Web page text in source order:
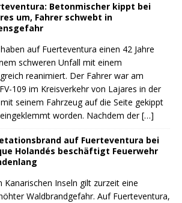
Betonmischer kippt bei
um, Fahrer schwebt in
auf Fuerteventura einen 42 Jahre
schweren Unfall mit einem
reanimiert. Der Fahrer war am
109 im Kreisverkehr von Lajares in der
seinem Fahrzeug auf die Seite gekippt
worden. Nachdem der[…]
auf Fuerteventura bei
Holandés beschäftigt Feuerwehr
Kanarischen Inseln gilt zurzeit eine
Waldbrandgefahr. Auf Fuerteventura,